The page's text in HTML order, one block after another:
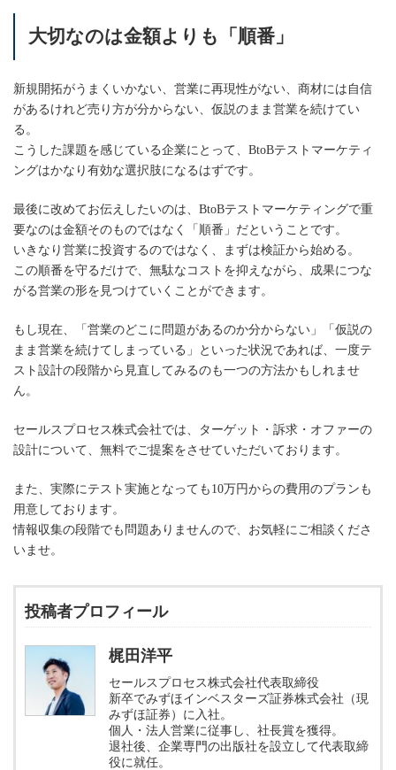
大切なのは金額よりも「順番」
新規開拓がうまくいかない、営業に再現性がない、商材には自信
があるけれど売り方が分からない、仮説のまま営業を続けてい
る。
こうした課題を感じている企業にとって、BtoBテストマーケティ
ングはかなり有効な選択肢になるはずです。
最後に改めてお伝えしたいのは、BtoBテストマーケティングで重
要なのは金額そのものではなく「順番」だということです。
いきなり営業に投資するのではなく、まずは検証から始める。
この順番を守るだけで、無駄なコストを抑えながら、成果につな
がる営業の形を見つけていくことができます。
もし現在、「営業のどこに問題があるのか分からない」「仮説の
まま営業を続けてしまっている」といった状況であれば、一度テ
スト設計の段階から見直してみるのも一つの方法かもしれませ
ん。
セールスプロセス株式会社では、ターゲット・訴求・オファーの
設計について、無料でご提案をさせていただいております。
また、実際にテスト実施となっても10万円からの費用のプランも
用意しております。
情報収集の段階でも問題ありませんので、お気軽にご相談くださ
いませ。
投稿者プロフィール
梶田洋平
セールスプロセス株式会社代表取締役
新卒でみずほインベスターズ証券株式会社（現
みずほ証券）に入社。
個人・法人営業に従事し、社長賞を獲得。
退社後、企業専門の出版社を設立して代表取締
役に就任。